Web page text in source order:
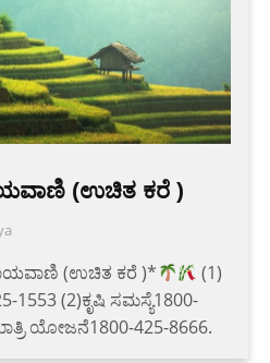
(ಉಚಿತ ಕರೆ )
(ಉಚಿತ ಕರೆ )*
(1)
1553 (2)ಕೃಷಿ ಸಮಸ್ಯೆ1800-
ಯೋಜನೆ1800-425-8666.